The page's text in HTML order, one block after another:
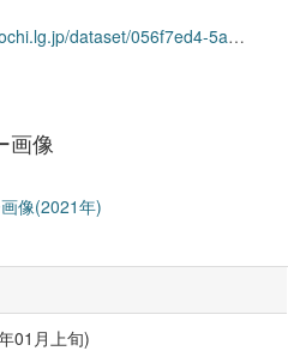
573886be-cb3b-4f43-a748-bdc9eaa10b39/download/gyoguntanchikireedaagazou2021nen07-chuujun.zip
画像
像(2021年)
01月上旬)